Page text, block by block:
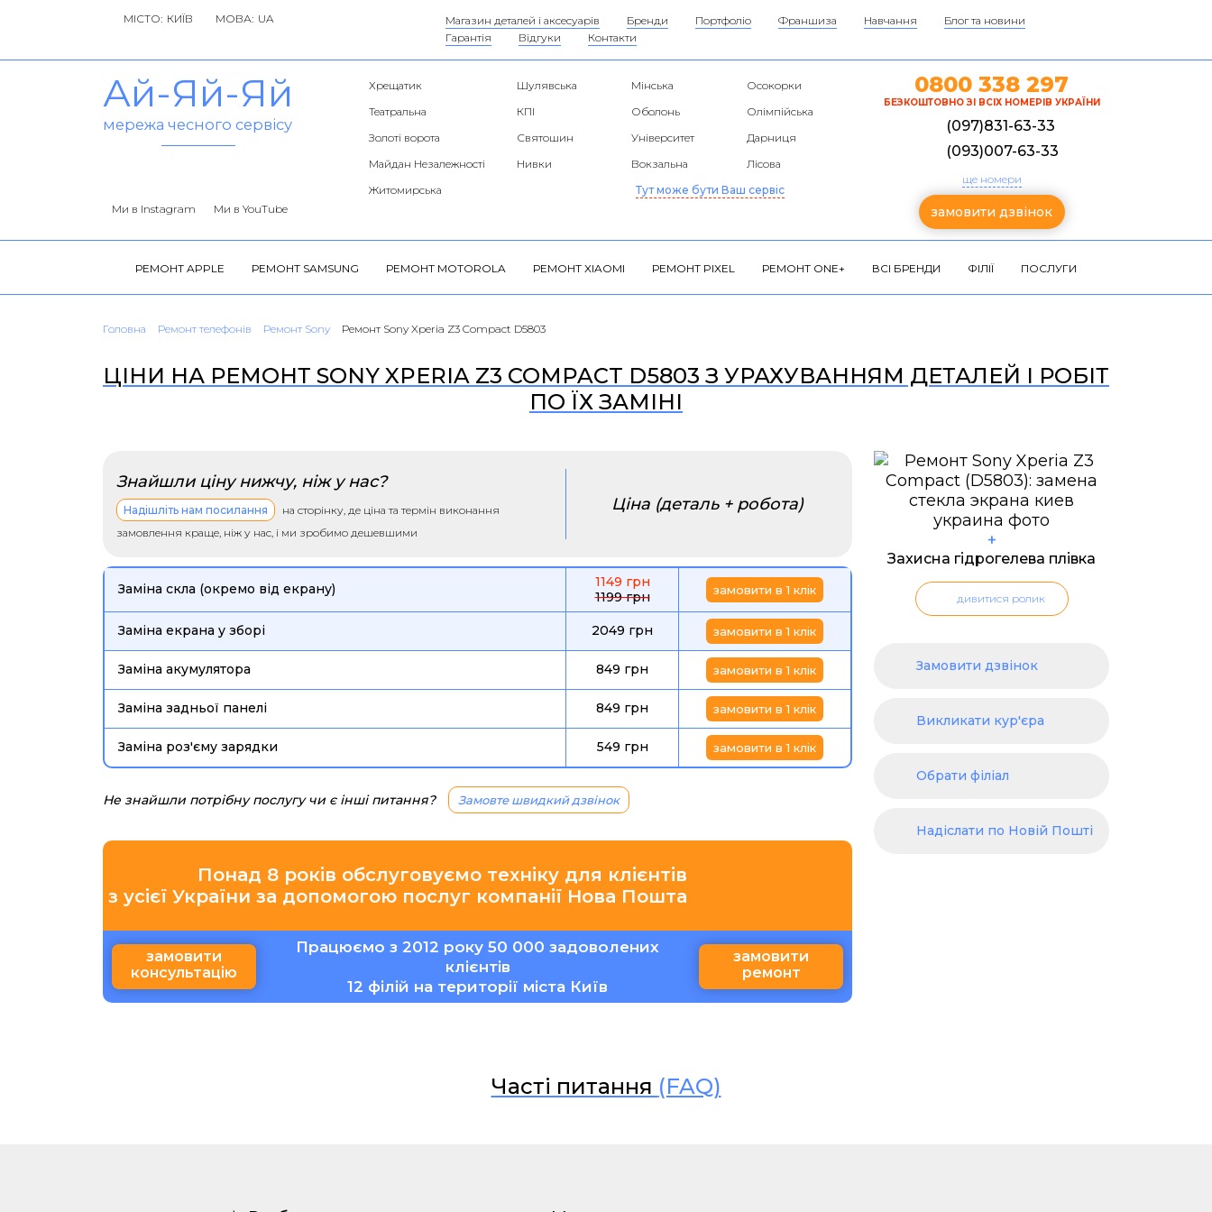
МІСТО: МОВА: Магазин деталей і аксесуарів Бренди Портфоліо Франшиза Навчання
Блог та новини
Гарантія
Відгуки Контакти
Ай-Яй-Яй
мережа чесного сервісу
Ми в Instagram Ми в YouTube
Хрещатик Шулявська Мінська
Осокорки
Театральна
КПІ Оболонь
Олімпійська
Золоті ворота
Святошин Університет
Дарниця
Майдан Незалежності
Нивки Вокзальна
Лісова
Житомирська
Тут може бути Ваш сервіс
0800 338 297
БЕЗКОШТОВНО ЗІ ВСІХ НОМЕРІВ УКРАЇНИ
(097)831-63-33
(093)007-63-33
ще номери
замовити дзвінок
РЕМОНТ APPLE РЕМОНТ SAMSUNG РЕМОНТ MOTOROLA РЕМОНТ XIAOMI РЕМОНТ PIXEL РЕМОНТ ONE+ ВСІ БРЕНДИ ФІЛІЇ ПОСЛУГИ
Головна Ремонт телефонів Ремонт Sony Ремонт Sony Xperia Z3 Compact D5803
ЦІНИ НА РЕМОНТ SONY XPERIA Z3 COMPACT D5803 З УРАХУВАННЯМ ДЕТАЛЕЙ І РОБІТ
ПО ЇХ ЗАМІНІ
Знайшли ціну нижчу, ніж у нас?
Надішліть нам посилання
на сторінку, де ціна та термін виконання
замовлення краще, ніж у нас, і ми зробимо дешевшими
Ціна (деталь + робота)
Заміна скла (окремо від екрану)
1149 грн
1199 грн
замовити в 1 клік
Заміна екрана у зборі 2049 грн замовити в 1 клік
Заміна акумулятора 849 грн замовити в 1 клік
Заміна задньої панелі 849 грн замовити в 1 клік
Заміна роз'єму зарядки 549 грн замовити в 1 клік
Не знайшли потрібну послугу чи є інші питання? Замовте швидкий дзвінок
Понад 8 років обслуговуємо техніку для клієнтів
з усієї України за допомогою послуг компанії Нова Пошта
замовити
консультацію
Працюємо з 2012 року 50 000 задоволених
клієнтів
12 філій на території міста Київ
замовити
ремонт
+
Захисна гідрогелева плівка
дивитися ролик
Замовити дзвінок
Викликати кур'єра
Обрати філіал
Надіслати по Новій Пошті
Часті питання (FAQ)